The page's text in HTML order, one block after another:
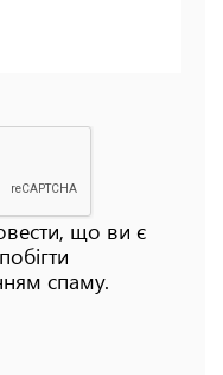
що ви є
спаму.